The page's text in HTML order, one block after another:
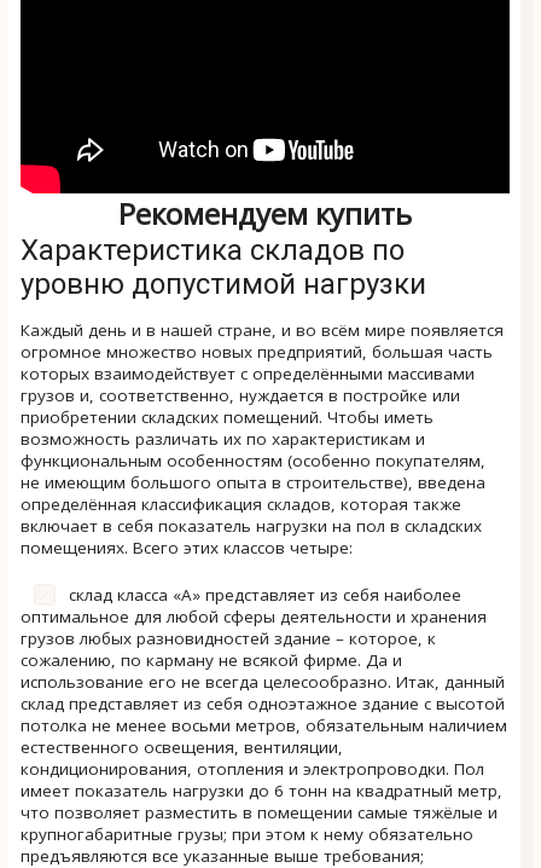
Рекомендуем купить
Характеристика складов по
уровню допустимой нагрузки
Каждый день и в нашей стране, и во всём мире появляется
огромное множество новых предприятий, большая часть
которых взаимодействует с определёнными массивами
грузов и, соответственно, нуждается в постройке или
приобретении складских помещений. Чтобы иметь
возможность различать их по характеристикам и
функциональным особенностям (особенно покупателям,
не имеющим большого опыта в строительстве), введена
определённая классификация складов, которая также
включает в себя показатель нагрузки на пол в складских
помещениях. Всего этих классов четыре:
склад класса «A» представляет из себя наиболее
оптимальное для любой сферы деятельности и хранения
грузов любых разновидностей здание – которое, к
сожалению, по карману не всякой фирме. Да и
использование его не всегда целесообразно. Итак, данный
склад представляет из себя одноэтажное здание с высотой
потолка не менее восьми метров, обязательным наличием
естественного освещения, вентиляции,
кондиционирования, отопления и электропроводки. Пол
имеет показатель нагрузки до 6 тонн на квадратный метр,
что позволяет разместить в помещении самые тяжёлые и
крупногабаритные грузы; при этом к нему обязательно
предъявляются все указанные выше требования;